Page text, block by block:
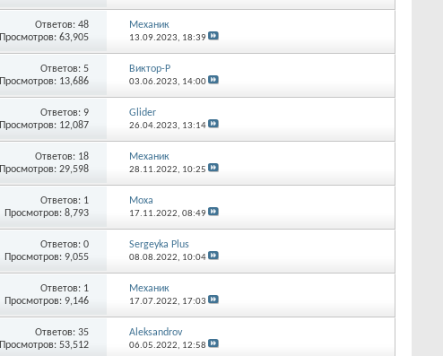
Ответов:48
Просмотров: 63,905
Механик
13.09.2023, 18:39
Ответов:5
Просмотров: 13,686
Виктор-Р
03.06.2023, 14:00
Ответов:9
Просмотров: 12,087
Glider
26.04.2023, 13:14
Ответов: 18
Просмотров: 29,598
Механик
28.11.2022, 10:25
Ответов: 1
Просмотров: 8,793
Moxa
17.11.2022, 08:49
Ответов:0
Просмотров: 9,055
Sergeyka Plus
08.08.2022, 10:04
Ответов: 1
Просмотров: 9,146
Механик
17.07.2022, 17:03
Ответов:35
Просмотров: 53,512
Aleksandrov
06.05.2022, 12:58